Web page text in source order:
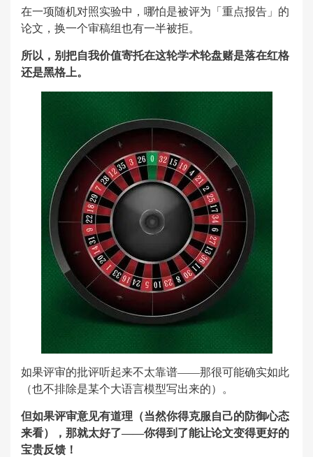
在一项随机对照实验中，哪怕是被评为「重点报告」的
论文，换一个审稿组也有一半被拒。
所以，别把自我价值寄托在这轮学术轮盘赌是落在红格
还是黑格上。
如果评审的批评听起来不太靠谱——那很可能确实如此
（也不排除是某个大语言模型写出来的）。
但如果评审意见有道理（当然你得克服自己的防御心态
来看），那就太好了——你得到了能让论文变得更好的
宝贵反馈！